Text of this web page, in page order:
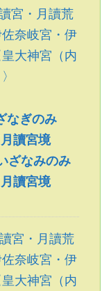
宮・月讀荒
奈岐宮・伊
大神宮（内
なぎのみ
讀宮境
ざなみのみ
讀宮境
宮・月讀荒
奈岐宮・伊
大神宮（内